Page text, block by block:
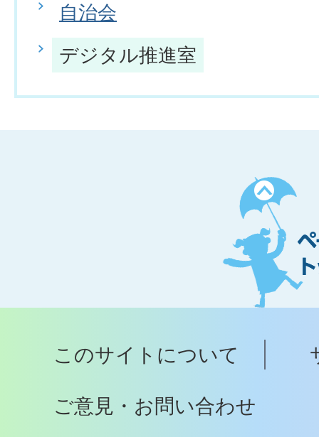
自治会
デジタル推進室
ペ
ー
ジ
ト
ッ
へ
このサイトについて
ご意見・お問い合わせ